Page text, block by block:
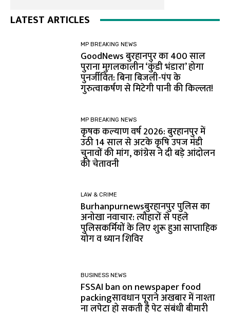
LATEST ARTICLES
MP BREAKING NEWS
GoodNews बुरहानपुर का 400 साल
पुराना मुग़लकालीन ‘कुंडी भंडारा’ होगा
पुनर्जीवित: बिना बिजली-पंप के
गुरुत्वाकर्षण से मिटेगी पानी की किल्लत!
MP BREAKING NEWS
कृषक कल्याण वर्ष 2026: बुरहानपुर में
उठी 14 साल से अटके कृषि उपज मंडी
चुनावों की मांग, कांग्रेस ने दी बड़े आंदोलन
की चेतावनी
LAW & CRIME
Burhanpurnewsबुरहानपुर पुलिस का
अनोखा नवाचार: त्यौहारों से पहले
पुलिसकर्मियों के लिए शुरू हुआ साप्ताहिक
योग व ध्यान शिविर
BUSINESS NEWS
FSSAI ban on newspaper food
packingसावधान पूराने अखबार में नाश्ता
ना लपेटा हो सकती है पेट संबंधी बीमारी